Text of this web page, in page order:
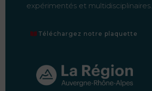
expérimentés et multidisciplinaires.
Téléchargez notre plaquette